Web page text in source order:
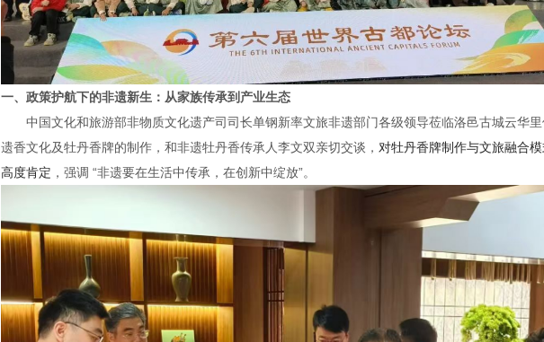
一、 政策护航下的非遗新生：从家族传承到产业生态
中国文化和旅游部非物质文化遗产司司长单钢新率文旅非遗部门各级领导莅临洛邑古城云华
遗香文化及牡丹香牌的制作，和非遗牡丹香传承人李文双亲切交谈， 对牡丹香牌制作与文旅融合
高度肯定 ，强调 “非遗要在生活中传承，在创新中绽放”。